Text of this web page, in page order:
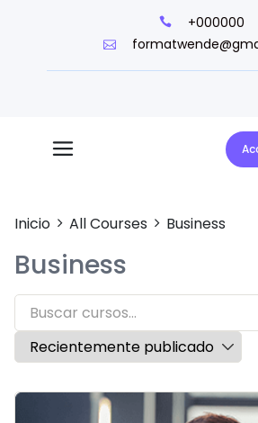
+000000
Inicio All Courses Business
Business